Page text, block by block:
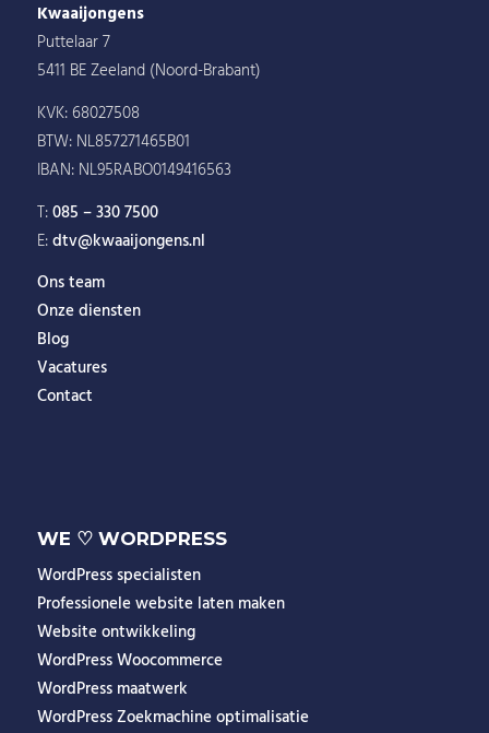
Kwaaijongens
Puttelaar 7
5411 BE Zeeland (Noord-Brabant)
KVK: 68027508
BTW: NL857271465B01
IBAN: NL95RABO0149416563
T:085 – 330 7500
E:dtv@kwaaijongens.nl
Ons team
Onze diensten
Blog
Vacatures
Contact
WE ♡ WORDPRESS
WordPress specialisten
Professionele website laten maken
Website ontwikkeling
WordPress Woocommerce
WordPress maatwerk
WordPress Zoekmachine optimalisatie